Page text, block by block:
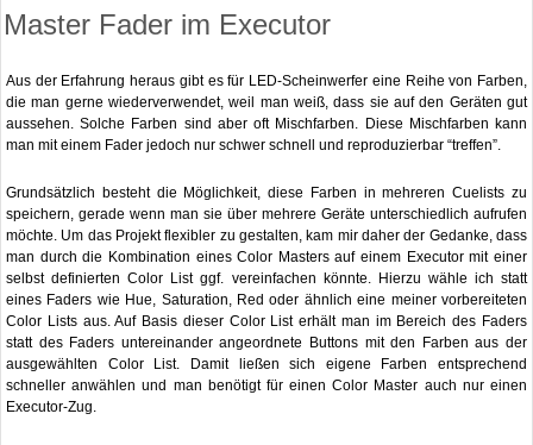
Master Fader im Executor
Aus der Erfahrung heraus gibt es für LED-Scheinwerfer eine Reihe von Farben,
die man gerne wiederverwendet, weil man weiß, dass sie auf den Geräten gut
aussehen. Solche Farben sind aber oft Mischfarben. Diese Mischfarben kann
man mit einem Fader jedoch nur schwer schnell und reproduzierbar “treffen”.
Grundsätzlich besteht die Möglichkeit, diese Farben in mehreren Cuelists zu
speichern, gerade wenn man sie über mehrere Geräte unterschiedlich aufrufen
möchte. Um das Projekt flexibler zu gestalten, kam mir daher der Gedanke, dass
man durch die Kombination eines Color Masters auf einem Executor mit einer
selbst definierten Color List ggf. vereinfachen könnte. Hierzu wähle ich statt
eines Faders wie Hue, Saturation, Red oder ähnlich eine meiner vorbereiteten
Color Lists aus. Auf Basis dieser Color List erhält man im Bereich des Faders
statt des Faders untereinander angeordnete Buttons mit den Farben aus der
ausgewählten Color List. Damit ließen sich eigene Farben entsprechend
schneller anwählen und man benötigt für einen Color Master auch nur einen
Executor-Zug.